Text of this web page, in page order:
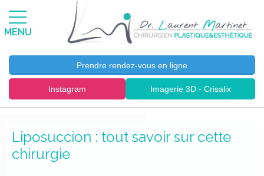
Prendre rendez-vous en ligne
Instagram Imagerie 3D - Crisalix
MENU
Liposuccion : tout savoir sur cette
chirurgie